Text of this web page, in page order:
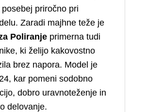
priročno pri
Zaradi majhne teže je
Poliranjeprimerna tudi
ki želijo kakovostno
brez napora. Model je
kar pomeni sodobno
dobro uravnoteženje in
delovanje.